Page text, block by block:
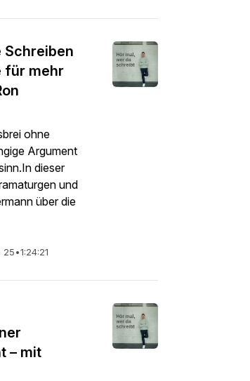
Schreiben
für mehr
ohne
Argument
dieser
und
über die
25•1:24:21
– mit